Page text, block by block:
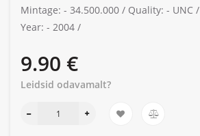
Mintage: - 34.500.000 / Quality: - UNC /
Year: - 2004 /
9.90 €
Leidsid odavamalt?